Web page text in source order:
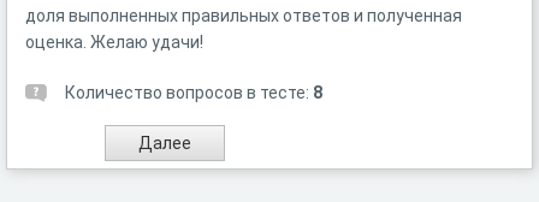
доля выполненных правильных ответов и полученная
оценка. Желаю удачи!
Количество вопросов в тесте: 8